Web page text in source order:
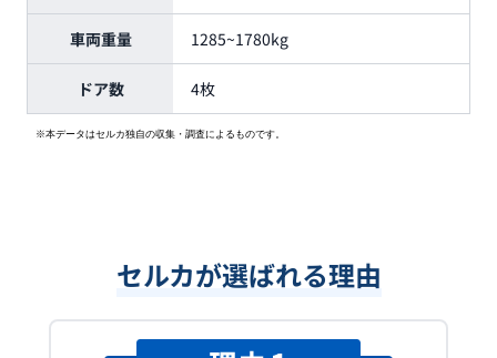
車両重量 1285~1780kg
ドア数 4枚
※本データはセルカ独自の収集・調査によるものです。
セルカが選ばれる理由